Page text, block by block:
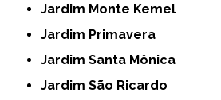
Jardim Monte Kemel
Jardim Primavera
Jardim Santa Mônica
Jardim São Ricardo